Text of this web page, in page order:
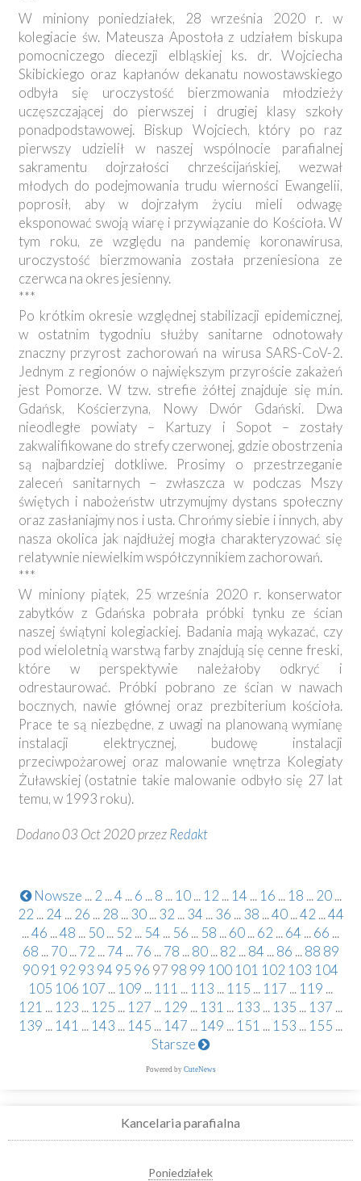
W miniony poniedziałek, 28 września 2020 r. w
kolegiacie św. Mateusza Apostoła z udziałem biskupa
pomocniczego diecezji elbląskiej ks. dr. Wojciecha
Skibickiego oraz kapłanów dekanatu nowostawskiego
odbyła się uroczystość bierzmowania młodzieży
uczęszczającej do pierwszej i drugiej klasy szkoły
ponadpodstawowej. Biskup Wojciech, który po raz
pierwszy udzielił w naszej wspólnocie parafialnej
sakramentu dojrzałości chrześcijańskiej, wezwał
młodych do podejmowania trudu wierności Ewangelii,
poprosił, aby w dojrzałym życiu mieli odwagę
eksponować swoją wiarę i przywiązanie do Kościoła. W
tym roku, ze względu na pandemię koronawirusa,
uroczystość bierzmowania została przeniesiona ze
czerwca na okres jesienny.
***
Po krótkim okresie względnej stabilizacji epidemicznej,
w ostatnim tygodniu służby sanitarne odnotowały
znaczny przyrost zachorowań na wirusa SARS-CoV-2.
Jednym z regionów o największym przyroście zakażeń
jest Pomorze. W tzw. strefie żółtej znajduje się m.in.
Gdańsk, Kościerzyna, Nowy Dwór Gdański. Dwa
nieodległe powiaty – Kartuzy i Sopot – zostały
zakwalifikowane do strefy czerwonej, gdzie obostrzenia
są najbardziej dotkliwe. Prosimy o przestrzeganie
zaleceń sanitarnych – zwłaszcza w podczas Mszy
świętych i nabożeństw utrzymujmy dystans społeczny
oraz zasłaniajmy nos i usta. Chrońmy siebie i innych, aby
nasza okolica jak najdłużej mogła charakteryzować się
relatywnie niewielkim współczynnikiem zachorowań.
***
W miniony piątek, 25 września 2020 r. konserwator
zabytków z Gdańska pobrała próbki tynku ze ścian
naszej świątyni kolegiackiej. Badania mają wykazać, czy
pod wieloletnią warstwą farby znajdują się cenne freski,
które w perspektywie należałoby odkryć i
odrestaurować. Próbki pobrano ze ścian w nawach
bocznych, nawie głównej oraz prezbiterium kościoła.
Prace te są niezbędne, z uwagi na planowaną wymianę
instalacji elektrycznej, budowę instalacji
przeciwpożarowej oraz malowanie wnętrza Kolegiaty
Żuławskiej (ostatnie takie malowanie odbyło się 27 lat
temu, w 1993 roku).
Dodano 03 Oct 2020 przezRedakt
Nowsze ... 2 ...4 ... 6 ... 8 ... 10 ... 12 ... 14 ... 16 ... 18 ... 20 ...
22 ... 24 ... 26 ... 28 ... 30 ... 32 ... 34 ... 36 ... 38 ...40 ...42 ...44
...46 ...48 ... 50... 52 ... 54 ... 56 ... 58 ...60...62 ...64 ...66 ...
68 ... 70 ... 72 ... 74 ... 76 ... 78 ... 80 ... 82 ... 84 ... 86 ... 88 89
9091 92 93 94 95 96 97 98 99 100 101 102 103 104
105 106 107 ... 109 ... 111 ... 113 ... 115 ... 117 ... 119 ...
121 ... 123 ... 125 ... 127 ... 129 ... 131 ... 133 ... 135 ... 137 ...
139 ... 141 ... 143 ... 145 ... 147 ... 149 ... 151 ... 153 ... 155 ...
Starsze
Powered by CuteNews
Kancelaria parafialna
Poniedziałek